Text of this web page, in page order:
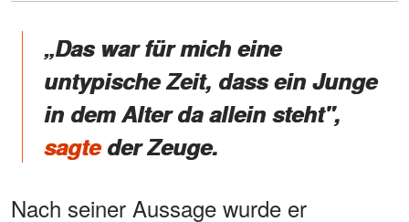
„Das war für mich eine
untypische Zeit, dass ein Junge
in dem Alter da allein steht",
sagteder Zeuge.
Nach seiner Aussage wurde er